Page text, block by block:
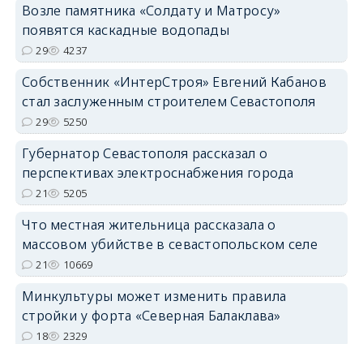
Возле памятника «Солдату и Матросу»
появятся каскадные водопады
29 4237
Собственник «ИнтерСтроя» Евгений Кабанов
стал заслуженным строителем Севастополя
29 5250
Губернатор Севастополя рассказал о
перспективах электроснабжения города
21 5205
Что местная жительница рассказала о
массовом убийстве в севастопольском селе
21 10669
Минкультуры может изменить правила
стройки у форта «Северная Балаклава»
18 2329